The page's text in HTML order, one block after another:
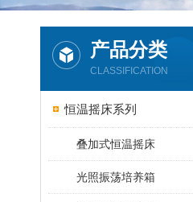
产品分类
CLASSIFICATION
恒温摇床系列
叠加式恒温摇床
光照振荡培养箱